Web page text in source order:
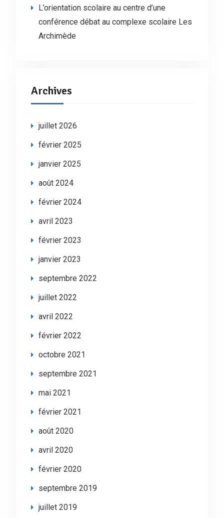
L’orientation scolaire au centre d’une
conférence débat au complexe scolaire Les
Archimède
Archives
juillet 2026
février 2025
janvier 2025
août 2024
février 2024
avril 2023
février 2023
janvier 2023
septembre 2022
juillet 2022
avril 2022
février 2022
octobre 2021
septembre 2021
mai 2021
février 2021
août 2020
avril 2020
février 2020
septembre 2019
juillet 2019